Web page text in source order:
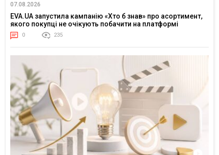
07.08.2026
EVA.UA запустила кампанію «Хто б знав» про асортимент,
якого покупці не очікують побачити на платформі
0 235